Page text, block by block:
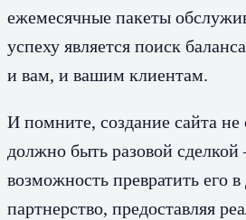
ежемесячные пакеты
успеху является поиск
и вам, и вашим клиентам.
И помните, создание сайта не
должно быть разовой
возможность превратить его в
партнерство, предоставляя